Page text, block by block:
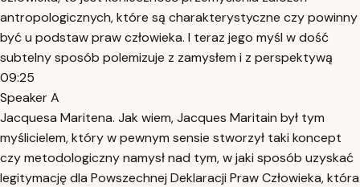
antropologicznych, które są charakterystyczne czy powinny
być u podstaw praw człowieka. I teraz jego myśl w dość
subtelny sposób polemizuje z zamysłem i z perspektywą
09:25
Speaker A
Jacquesa Maritena. Jak wiem, Jacques Maritain był tym
myślicielem, który w pewnym sensie stworzył taki koncept
czy metodologiczny namysł nad tym, w jaki sposób uzyskać
legitymację dla Powszechnej Deklaracji Praw Człowieka, która